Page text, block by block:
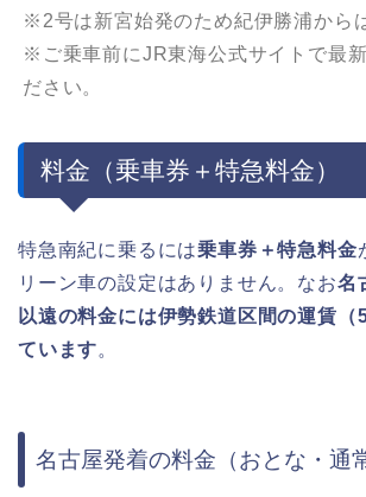
※2号は新宮始発のため紀伊勝浦から
※ご乗車前にJR東海公式サイトで最新
ださい。
料金（乗車券＋特急料金）
特急南紀に乗るには乗車券＋特急料金
リーン車の設定はありません。なお名
以遠の料金には伊勢鉄道区間の運賃（
ています。
名古屋発着の料金（おとな・通